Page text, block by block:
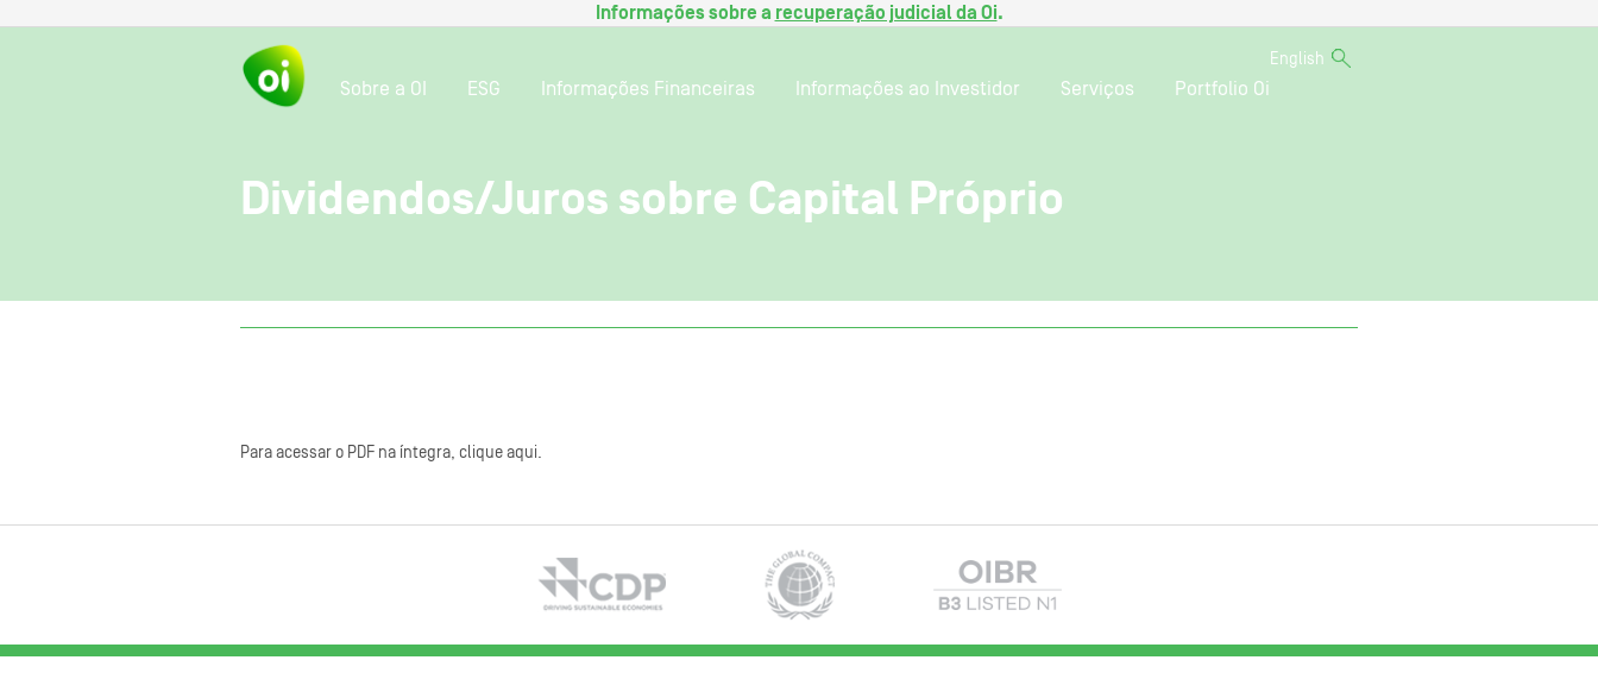
Informações sobre a recuperação judicial da Oi.
English
Sobre a OI ESG Informações Financeiras Informações ao Investidor Serviços Portfolio Oi
Dividendos/Juros sobre Capital Próprio
Para acessar o PDF na íntegra, clique aqui.